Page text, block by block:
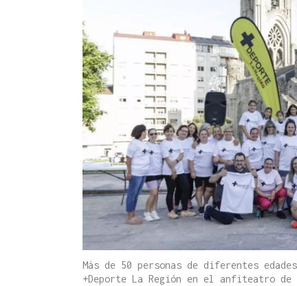
Más de 50 personas de diferentes
+Deporte La Región en el anfiteatro de